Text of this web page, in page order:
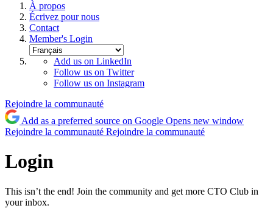
À propos
Écrivez pour nous
Contact
Member's Login
Add us on LinkedIn
Follow us on Twitter
Follow us on Instagram
Rejoindre la communauté
Add as a preferred source on Google Opens new window
Rejoindre la communauté Rejoindre la communauté
Login
This isn’t the end! Join the community and get more CTO Club in
your inbox.